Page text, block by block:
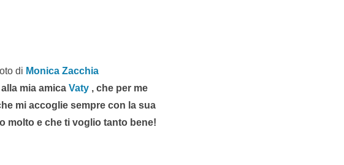
di Monica Zacchia
mia amica Vaty, che per me
mi accoglie sempre con la sua
molto e che ti voglio tanto bene!